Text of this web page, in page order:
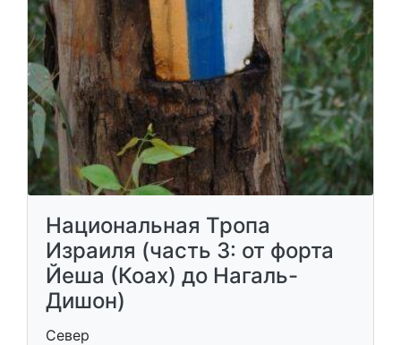
Национальная Тропа
Израиля (часть 3: от форта
Йеша (Коах) до Нагаль-
Дишон)
Север